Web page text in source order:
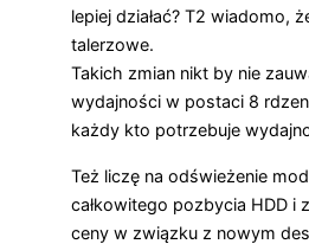
lepiej działać? T2 wiadomo,
talerzowe.
Takich zmian nikt by nie
wydajności w postaci 8
każdy kto potrzebuje
Też liczę na odświeżenie
całkowitego pozbycia HDD i
ceny w związku z nowym